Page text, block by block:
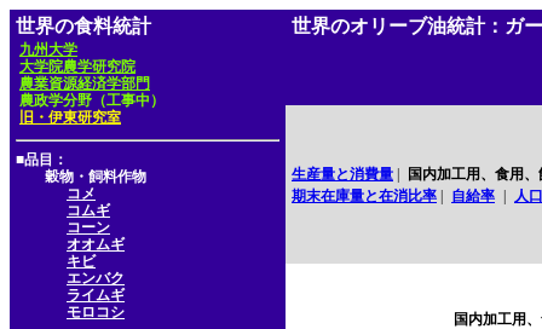
世界の食料統計
九州大学
大学院農学研究院
農業資源経済学部門
農政学分野（工事中）
旧・伊東研究室
■品目：
穀物・飼料作物
コメ
コムギ
コーン
オオムギ
キビ
エンバク
ライムギ
モロコシ
世界のオリーブ油統計：ガ
生産量と消費量
国内加工用、食用
期末在庫量と在消比率
自給率 人口
国内加工用